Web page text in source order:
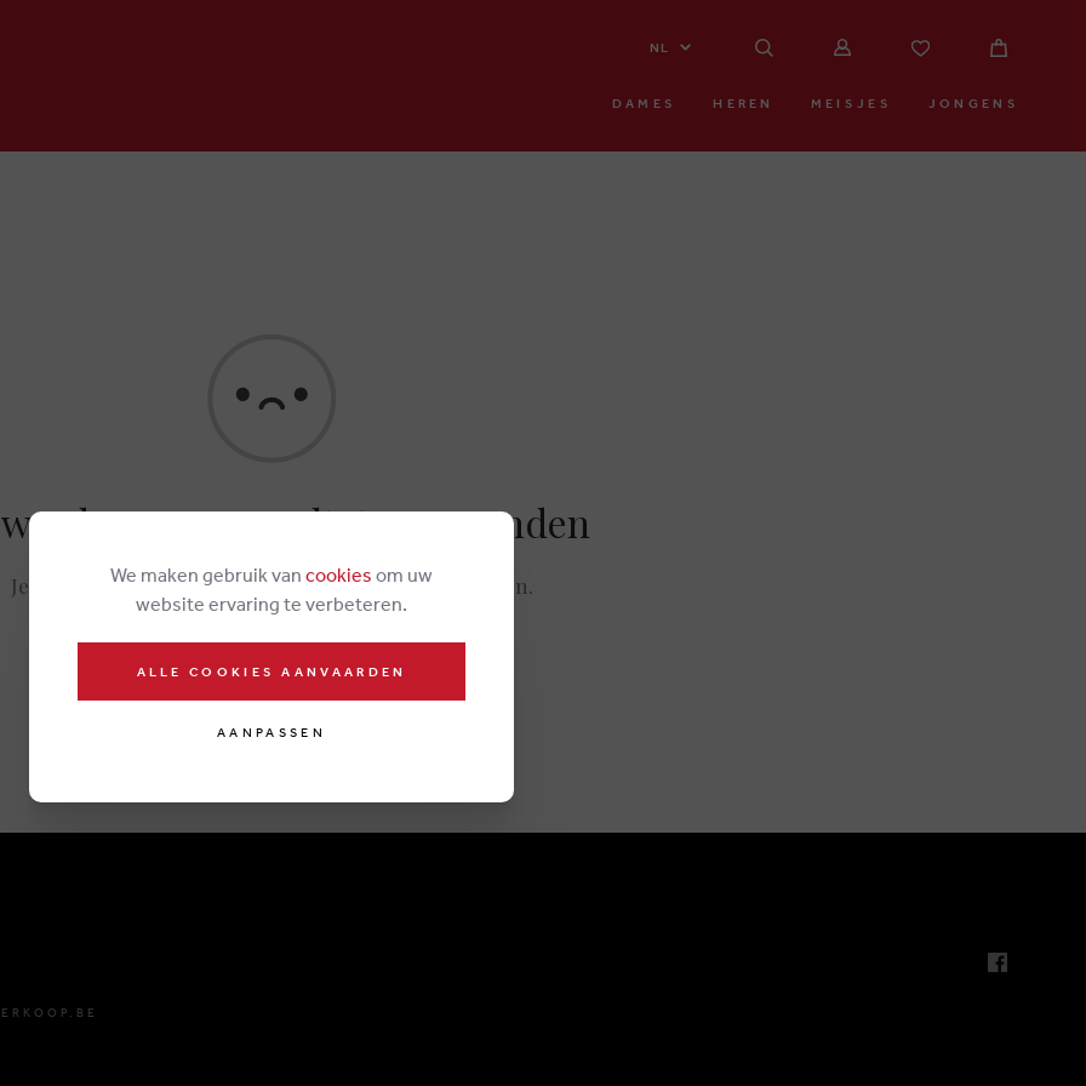
NL
DAMES HEREN MEISJES JONGENS
geen resultaten gevonden
Je kan steeds opnieuw zoeken of dewebshop bezoeken.
We maken gebruik van cookies om uw
website ervaring te verbeteren.
ALLE COOKIES AANVAARDEN
AANPASSEN